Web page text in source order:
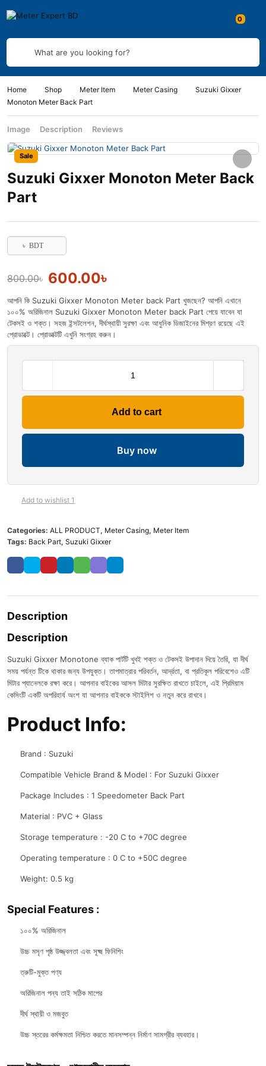
What are you looking for?
Home Shop Meter Item Meter Casing
Suzuki Gixxer
Monoton Meter Back Part
Image Description Reviews
Sale
Suzuki Gixxer Monoton Meter Back
Part
৳ BDT
800.00৳ 600.00৳
আপনি কি Suzuki Gixxer Monoton Meter back Part খুজছেন? আপনি এখানে
১০০% অরিজিনাল Suzuki Gixxer Monoton Meter back Part পেয়ে যাবেন যা
টেকসই ও শক্ত। সহজ ইন্সটলেশন, দীর্ঘস্থায়ী সুরক্ষা এবং আধুনিক ডিজাইনের মিশ্রণ রয়েছে এই
প্রোডাক্টে। প্রোডাক্টটি এখুনি সংগ্রহ করুন।
Add to cart
Buy now
Add to wishlist 1
Categories: ALL PRODUCT, Meter Casing, Meter Item
Tags: Back Part, Suzuki Gixxer
Description
Description
Suzuki Gixxer Monotone ব্যাক পার্টটি খুবই শক্ত ও টেকসই উপাদান দিয়ে তৈরি, যা দীর্ঘ
সময় পর্যন্ত টিকে থাকার জন্য উপযুক্ত। তাপমাত্রার পরিবর্তন, আর্দ্রতা, বা প্রতিকূল পরিবেশেও এটি
মিটার প্যানেলকে রক্ষা করে। আপনার বাইকের আসল মিটার সুরক্ষিত রাখতে চাইলে, এই প্রিমিয়াম
কেসিংটি একটি অপরিহার্য অংশ যা আপনার বাইককে স্টাইলিশ ও নতুন করে রাখবে।
Product Info:
Brand : Suzuki
Compatible Vehicle Brand & Model : For Suzuki Gixxer
Package Includes : 1 Speedometer Back Part
Material : PVC + Glass
Storage temperature : -20 C to +70C degree
Operating temperature : 0 C to +50C degree
Weight: 0.5 kg
Special Features :
১০০% অরিজিনাল
উচ্চ মসৃণ পৃষ্ঠ উজ্জ্বলতা এবং সূক্ষ্ম ফিনিশিং
ত্রুটি-মুক্ত পণ্য
অরিজিনাল পন্য তাই সঠিক মাপের
দীর্ঘ স্থায়ী ও মজবুত
উচ্চ স্তরের কর্মক্ষমতা নিশ্চিত করতে মানসম্পন্ন নির্মাণ সামগ্রীর ব্যবহার।